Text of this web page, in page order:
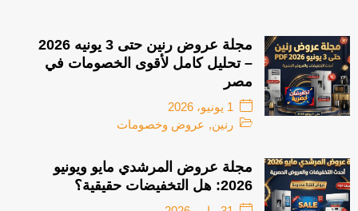
مجلة عروض رنين حتى 3 يونيه 2026
– تحليل كامل لأقوى الخصومات في
مصر
1 يونيو، 2026
رنين, عروض وخصومات
مجلة عروض المرشدي مايو ويونيو
2026: هل التخفيضات حقيقية؟